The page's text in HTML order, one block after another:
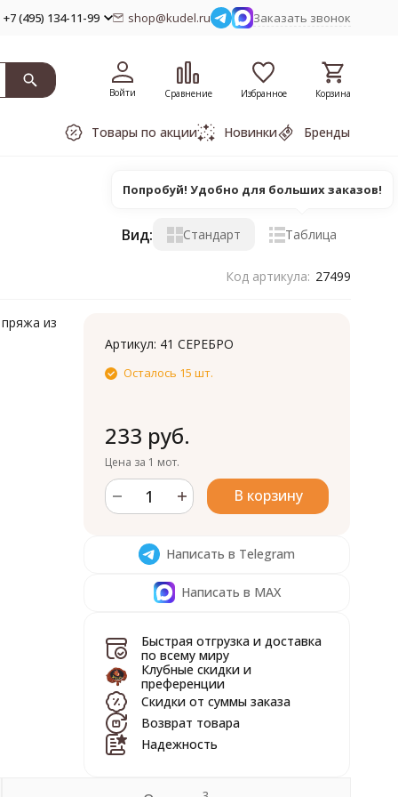
+7 (495) 134-11-99 shop@kudel.ru Заказать звонок
Войти Сравнение Избранное Корзина
Товары по акции Новинки Бренды
Вид: Стандарт Таблица
Код артикула: 27499
из
Артикул: 41 СЕРЕБРО
Осталось 15 шт.
233 руб.
Цена за 1 мот.
В корзину
Написать в Telegram
Написать в MAX
Быстрая отгрузка и доставка
по всему миру
Клубные скидки и
преференции
Скидки от суммы заказа
Возврат товара
Надежность
Попробуй! Удобно для больших заказов!